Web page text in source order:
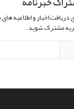
دریافت اخبار و اطلاعیه
مشترک شوید.